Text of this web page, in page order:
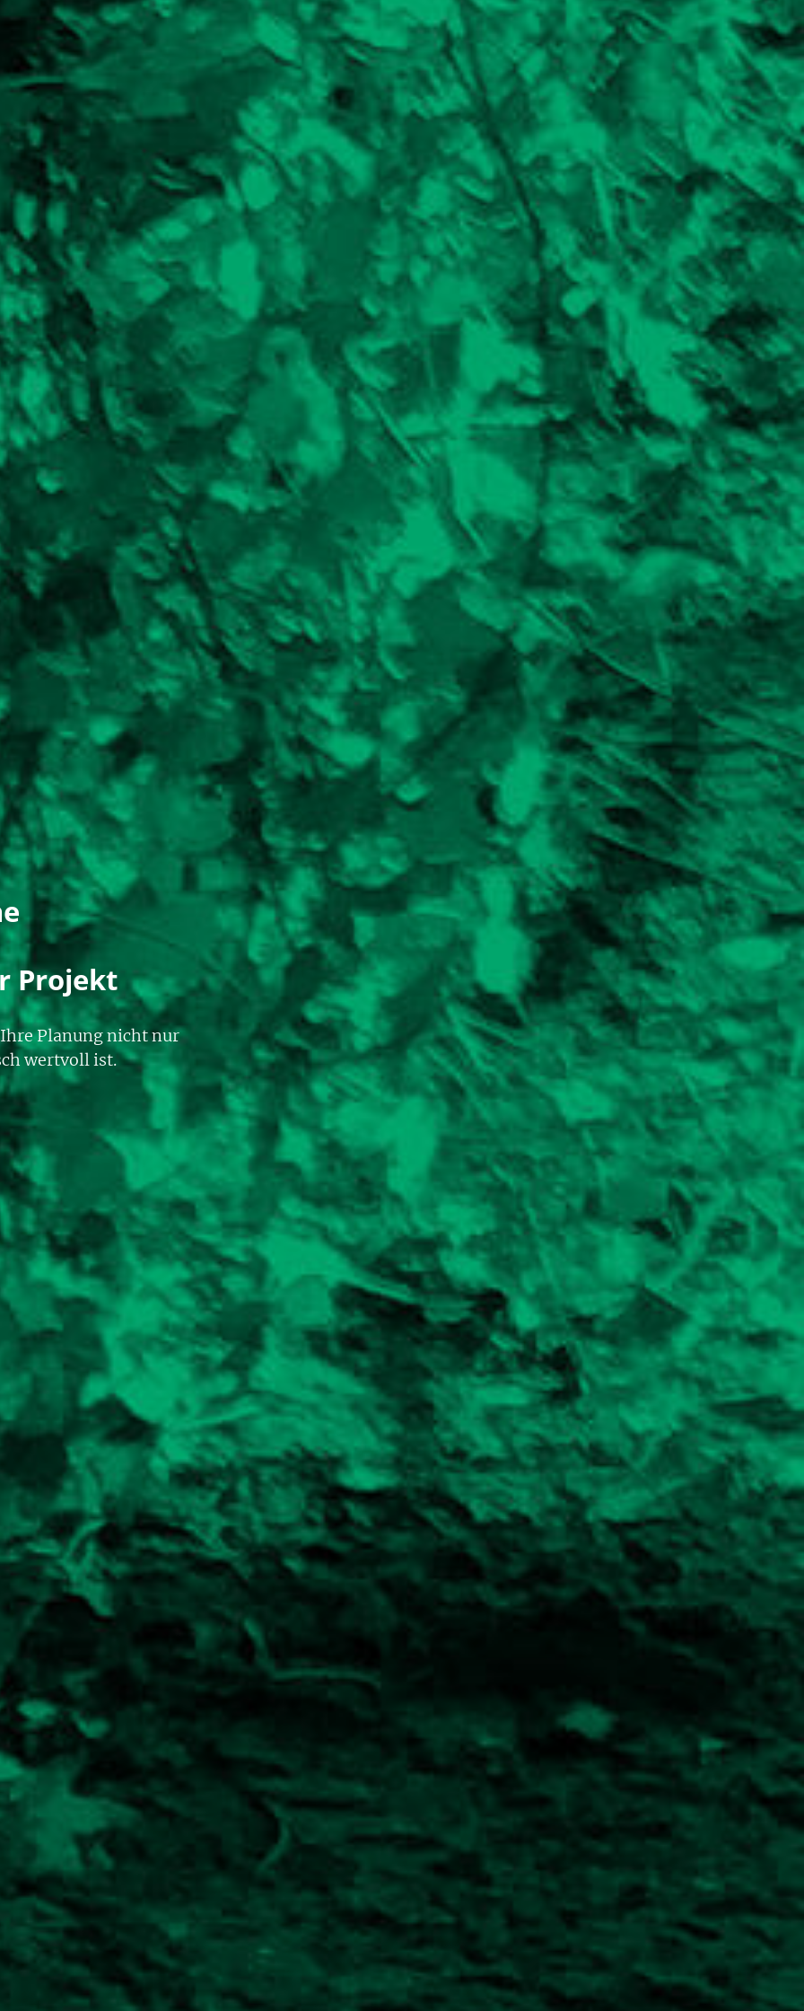
Projekt
Planung nicht nur
wertvoll ist.